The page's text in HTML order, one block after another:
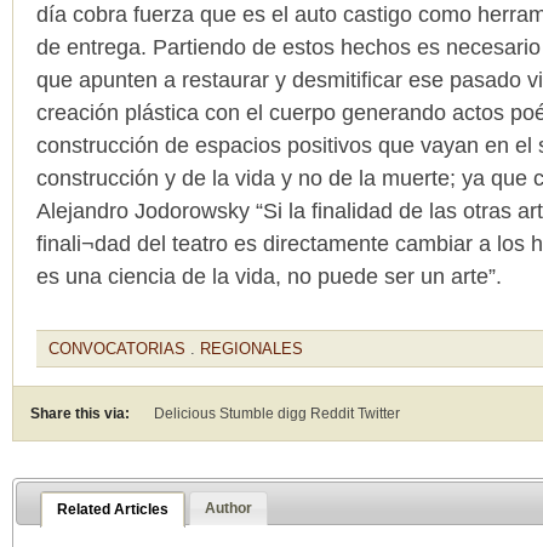
día cobra fuerza que es el auto castigo como
de entrega. Partiendo de estos hechos es
que apunten a restaurar y desmitificar ese pasado
creación plástica con el cuerpo generando actos
construcción de espacios positivos que vayan en el
construcción y de la vida y no de la muerte; ya que
Alejandro Jodorowsky “Si la finalidad de las otras
finali¬dad del teatro es directamente cambiar a los
es una ciencia de la vida, no puede ser un arte”.
CONVOCATORIAS . REGIONALES
Share this via: Delicious Stumble digg RedditTwitter
Related Articles Author